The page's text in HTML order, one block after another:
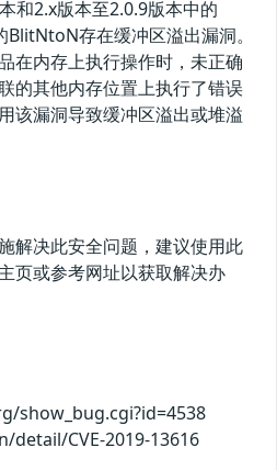
和2.x版本至2.0.9版本中的
存在缓冲区溢出漏洞。
在内存上执行操作时，未正确
的其他内存位置上执行了错误
该漏洞导致缓冲区溢出或堆溢
解决此安全问题，建议使用此
页或参考网址以获取解决办
show_bug.cgi?id=4538
CVE-2019-13616